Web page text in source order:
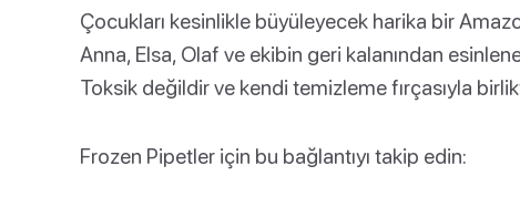
Çocukları kesinlikle büyüleyecek harika bir
Anna, Elsa, Olaf ve ekibin geri kalanından
Toksik değildir ve kendi temizleme fırçasıyla
Frozen Pipetler için bu bağlantıyı takip edin: